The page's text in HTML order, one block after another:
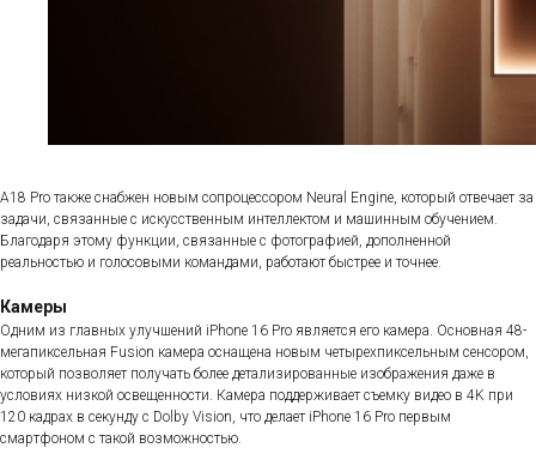
A18 Pro также снабжен новым сопроцессором Neural Engine, который отвечает за
задачи, связанные с искусственным интеллектом и машинным обучением.
Благодаря этому функции, связанные с фотографией, дополненной
реальностью и голосовыми командами, работают быстрее и точнее.
Камеры
Одним из главных улучшений iPhone 16 Pro является его камера. Основная 48-
мегапиксельная Fusion камера оснащена новым четырехпиксельным сенсором,
который позволяет получать более детализированные изображения даже в
условиях низкой освещенности. Камера поддерживает съемку видео в 4K при
120 кадрах в секунду с Dolby Vision, что делает iPhone 16 Pro первым
смартфоном с такой возможностью.